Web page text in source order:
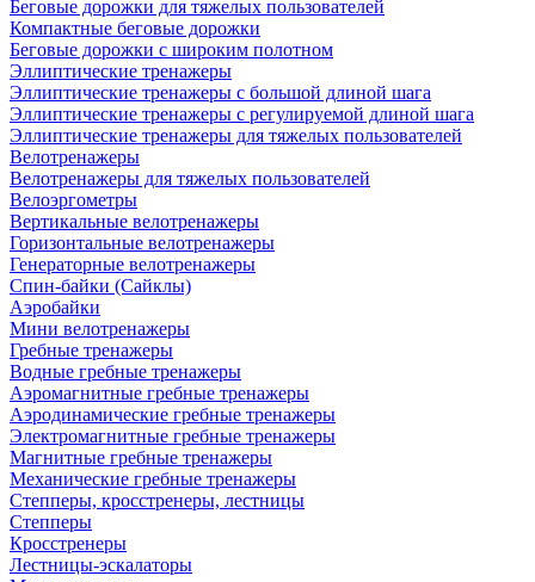
Беговые дорожки для тяжелых пользователей
Компактные беговые дорожки
Беговые дорожки с широким полотном
Эллиптические тренажеры
Эллиптические тренажеры с большой длиной шага
Эллиптические тренажеры с регулируемой длиной шага
Эллиптические тренажеры для тяжелых пользователей
Велотренажеры
Велотренажеры для тяжелых пользователей
Велоэргометры
Вертикальные велотренажеры
Горизонтальные велотренажеры
Генераторные велотренажеры
Спин-байки (Сайклы)
Аэробайки
Мини велотренажеры
Гребные тренажеры
Водные гребные тренажеры
Аэромагнитные гребные тренажеры
Аэродинамические гребные тренажеры
Электромагнитные гребные тренажеры
Магнитные гребные тренажеры
Механические гребные тренажеры
Степперы, кросстренеры, лестницы
Степперы
Кросстренеры
Лестницы-эскалаторы